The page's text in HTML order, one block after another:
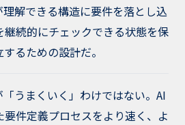
解できる構造に要件を落とし込
続的にチェックできる状態を保
るための設計だ。
うまくいく」わけではない。AI
件定義プロセスをより速く、よ